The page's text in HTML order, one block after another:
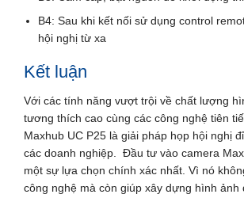
B4: Sau khi kết nối sử dụng control
hội nghị từ xa
Kết luận
Với các tính năng vượt trội về chất lượng
tương thích cao cùng các công nghệ tiên
Maxhub UC P25 là giải pháp họp hội nghị
các doanh nghiệp. Đầu tư vào camera
một sự lựa chọn chính xác nhất. Vì nó
công nghệ mà còn giúp xây dựng hình ảnh